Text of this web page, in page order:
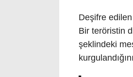
Deşifre
Bir teröristin
şeklindeki